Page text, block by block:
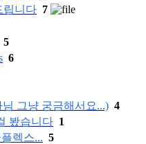
립니다 7
5
6
그냥 궁금해서요...) 4
봤습니다 1
렉스... 5